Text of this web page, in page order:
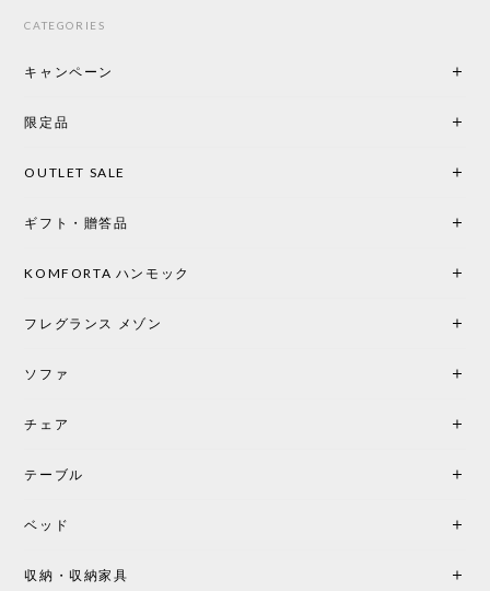
CATEGORIES
キャンペーン
限定品
OUTLET SALE
ギフト・贈答品
KOMFORTA ハンモック
フレグランス メゾン
ソファ
チェア
テーブル
ベッド
収納・収納家具